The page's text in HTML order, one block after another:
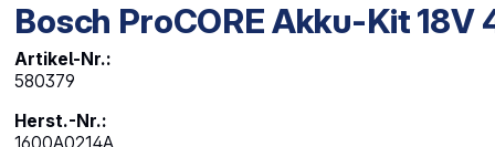
Bosch ProCORE Akku-Kit 18V
Artikel-Nr.:
580379
Herst.-Nr.: